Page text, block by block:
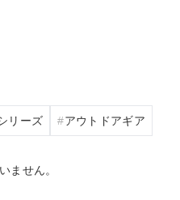
リーズ アウトドアギア
ません。